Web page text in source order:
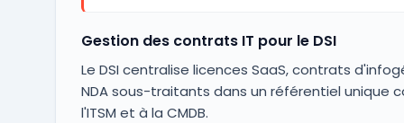
Gestion des contrats IT pour le DSI
Le DSI centralise licences SaaS, contrats
NDA sous-traitants dans un référentiel unique
l'ITSM et à la CMDB.